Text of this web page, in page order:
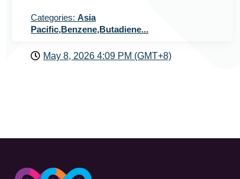
Categories:Asia
Pacific,Benzene,Butadiene...
May 8, 2026 4:09 PM (GMT+8)